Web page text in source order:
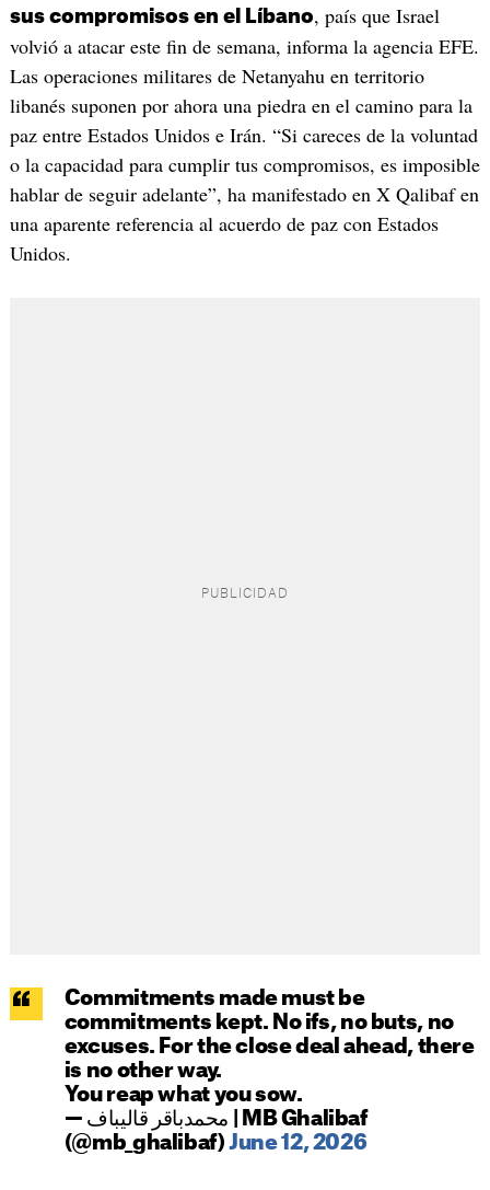
sus compromisos en el Líbano, país que Israel
volvió a atacar este fin de semana, informa la agencia EFE.
Las operaciones militares de Netanyahu en territorio
libanés suponen por ahora una piedra en el camino para la
paz entre Estados Unidos e Irán. “Si careces de la voluntad
o la capacidad para cumplir tus compromisos, es imposible
hablar de seguir adelante”, ha manifestado en X Qalibaf en
una aparente referencia al acuerdo de paz con Estados
Unidos.
Commitments made must be
commitments kept. No ifs, no buts, no
excuses. For the close deal ahead, there
is no other way.
You reap what you sow.
— محمدباقر قالیباف | MB Ghalibaf
(@mb_ghalibaf)June 12, 2026